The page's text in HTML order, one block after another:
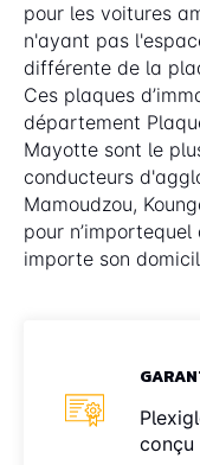
pour les voitures
n'ayant pas
différente de la
Ces plaques
département
Mayotte sont le
conducteurs
Mamoudzou,
pour
importe son
conçu